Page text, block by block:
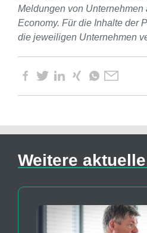
Meldungen von Unternehmen
Economy. Für die Inhalte der
die jeweiligen Unternehmen
Weitere